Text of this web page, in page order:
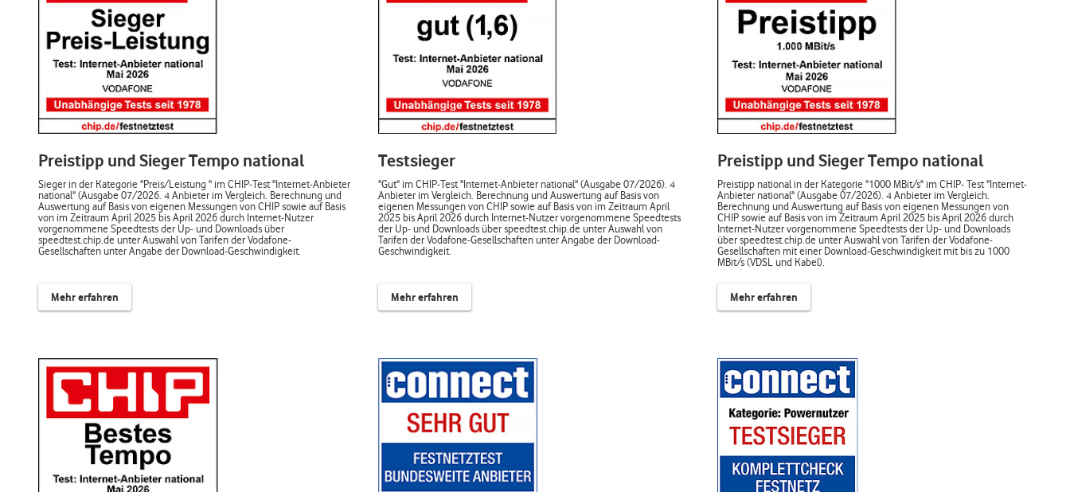
Preistipp und Sieger Tempo national
Sieger in der Kategorie "Preis/Leistung " im CHIP-Test "Internet-Anbieter
national" (Ausgabe 07/2026. 4 Anbieter im Vergleich. Berechnung und
Auswertung auf Basis von eigenen Messungen von CHIP sowie auf Basis
von im Zeitraum April 2025 bis April 2026 durch Internet-Nutzer
vorgenommene Speedtests der Up- und Downloads über
speedtest.chip.de unter Auswahl von Tarifen der Vodafone-
Gesellschaften unter Angabe der Download-Geschwindigkeit.
Mehr erfahren
Testsieger
"Gut" im CHIP-Test "Internet-Anbieter national" (Ausgabe 07/2026). 4
Anbieter im Vergleich. Berechnung und Auswertung auf Basis von
eigenen Messungen von CHIP sowie auf Basis von im Zeitraum April
2025 bis April 2026 durch Internet-Nutzer vorgenommene Speedtests
der Up- und Downloads über speedtest.chip.de unter Auswahl von
Tarifen der Vodafone-Gesellschaften unter Angabe der Download-
Geschwindigkeit.
Mehr erfahren
Preistipp und Sieger Tempo national
Preistipp national in der Kategorie "1000 MBit/s" im CHIP- Test "Internet-
Anbieter national" (Ausgabe 07/2026). 4 Anbieter im Vergleich.
Berechnung und Auswertung auf Basis von eigenen Messungen von
CHIP sowie auf Basis von im Zeitraum April 2025 bis April 2026 durch
Internet-Nutzer vorgenommene Speedtests der Up- und Downloads
über speedtest.chip.de unter Auswahl von Tarifen der Vodafone-
Gesellschaften mit einer Download-Geschwindigkeit mit bis zu 1000
MBit/s (VDSL und Kabel).
Mehr erfahren